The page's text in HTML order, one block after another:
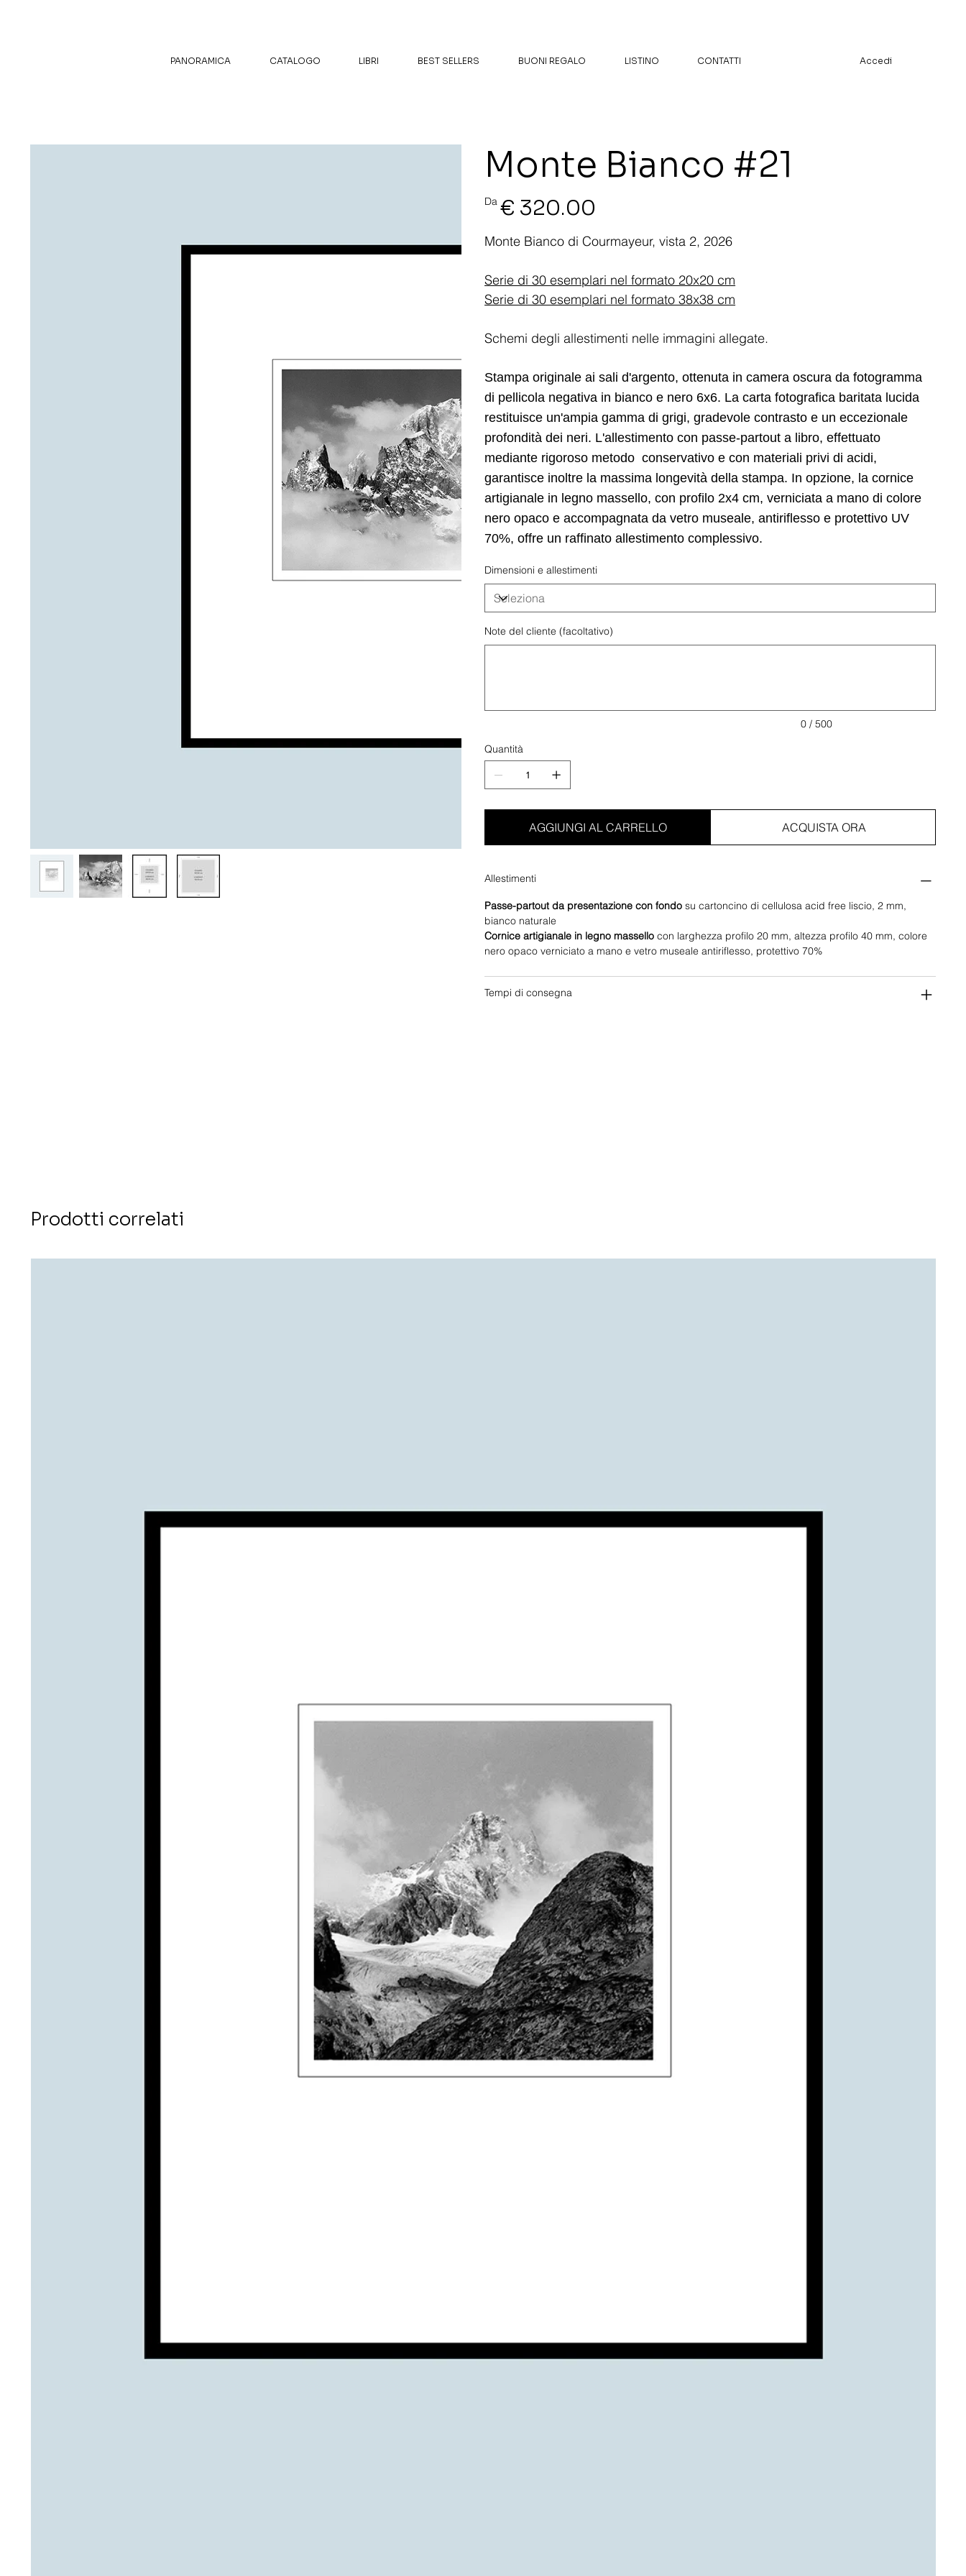
PANORAMICA CATALOGO LIBRI BEST SELLERS BUONI REGALO LISTINO CONTATTI Accedi
Monte Bianco #21
Da € 320.00
Monte Bianco di Courmayeur, vista 2, 2026
Serie di 30 esemplari nel formato 20x20 cm
Serie di 30 esemplari nel formato 38x38 cm
Schemi degli allestimenti nelle immagini allegate.
Stampa originale ai sali d'argento, ottenuta in camera oscura da fotogramma
di pellicola negativa in bianco e nero 6x6. La carta fotografica baritata lucida
restituisce un'ampia gamma di grigi, gradevole contrasto e un eccezionale
profondità dei neri. L'allestimento con passe-partout a libro, effettuato
mediante rigoroso metodo conservativo e con materiali privi di acidi,
garantisce inoltre la massima longevità della stampa. In opzione, la cornice
artigianale in legno massello, con profilo 2x4 cm, verniciata a mano di colore
nero opaco e accompagnata da vetro museale, antiriflesso e protettivo UV
70%, offre un raffinato allestimento complessivo.
Dimensioni e allestimenti
Note del cliente (facoltativo)
0 / 500
Quantità
AGGIUNGI AL CARRELLO ACQUISTA ORA
Allestimenti
Passe-partout da presentazione con fondo su cartoncino di cellulosa acid free liscio, 2 mm,
bianco naturale
Cornice artigianale in legno massello con larghezza profilo 20 mm, altezza profilo 40 mm, colore
nero opaco verniciato a mano e vetro museale antiriflesso, protettivo 70%
Tempi di consegna
Prodotti correlati